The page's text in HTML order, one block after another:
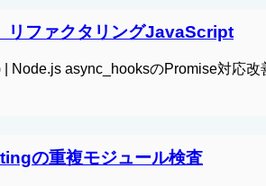
ファクタリングJavaScript
Node.js async_hooksのPromise対応改
の重複モジュール検査